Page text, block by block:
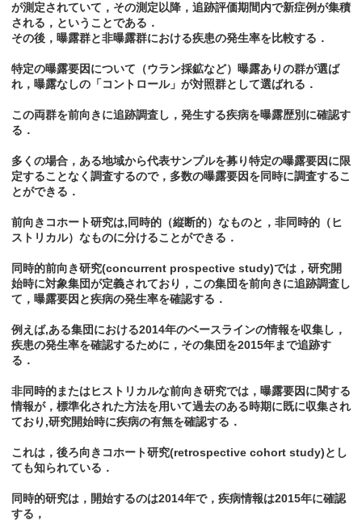
が測定されていて，その測定以降，追跡評価期間内で新症例が集積
される，ということである．
その後，曝露群と非曝露群における疾患の発生率を比較する．
特定の曝露要因について（ウラン採鉱など）曝露ありの群が選ば
れ，曝露なしの「コントロール」が対照群として選ばれる．
この両群を前向きに追跡調査し，発生する疾病を曝露歴別に確認す
る．
多くの場合，ある地域から代表サンプルを募り特定の曝露要因に限
定することなく調査するので，多数の曝露要因を同時に調査するこ
とができる．
前向きコホート研究は,同時的（縦断的）なものと，非同時的（ヒ
ストリカル）なものに分けることができる．
同時的前向き研究(concurrent prospective study)では，研究開
始時に対象集団が定義されており，この集団を前向きに追跡調査し
て，曝露要因と疾病の発生率を確認する．
例えば,ある集団における2014年のベースラインの情報を収集し，
疾患の発生率を確認するために，その集団を2015年まで追跡す
る．
非同時的またはヒストリカルな前向き研究では，曝露要因に関する
情報が，標準化された方法を用いて過去のある時期に既に収集され
ており,研究開始時に疾病の有無を確認する．
これは，後ろ向きコホート研究(retrospective cohort study)とし
ても知られている．
同時的研究は，開始するのは2014年で，疾病情報は2015年に確認
する，